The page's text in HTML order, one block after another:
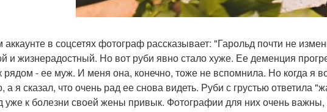
аккаунте в соцсетях фотограф рассказывает: "Гарольд почти не
и жизнерадостный. Но вот руби явно стало хуже. Ее деменция
рядом - ее муж. И меня она, конечно, тоже не вспомнила. Но когда я
а я сказал, что очень рад ее снова видеть. Руби с грустью ответила
уже к болезни своей жены привык. Фотографии для них очень важны,